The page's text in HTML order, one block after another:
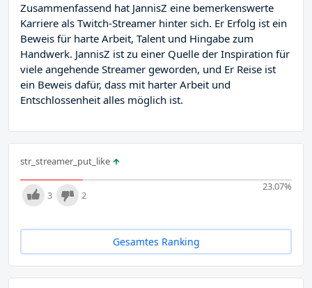
Zusammenfassend hat JannisZ eine bemerkenswerte
Karriere als Twitch-Streamer hinter sich. Er Erfolg ist ein
Beweis für harte Arbeit, Talent und Hingabe zum
Handwerk. JannisZ ist zu einer Quelle der Inspiration für
viele angehende Streamer geworden, und Er Reise ist
ein Beweis dafür, dass mit harter Arbeit und
Entschlossenheit alles möglich ist.
str_streamer_put_like
23.07%
3 2
Gesamtes Ranking